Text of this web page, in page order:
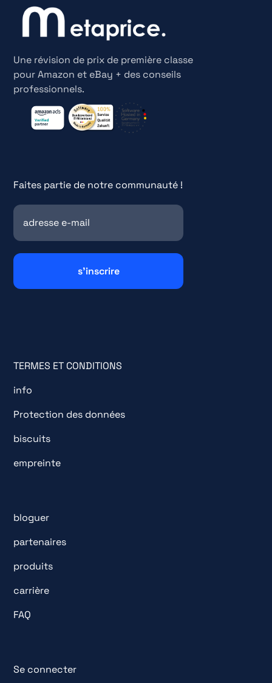
Une révision de prix de première classe
pour Amazon et eBay + des conseils
professionnels.
Faites partie de notre communauté !
TERMES ET CONDITIONS
info
Protection des données
biscuits
empreinte
bloguer
partenaires
produits
carrière
FAQ
Se connecter